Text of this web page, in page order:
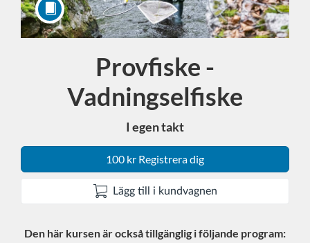
Kurs
Provfiske -
Vadningselfiske
I egen takt
100 kr Registrera dig
Lägg till i kundvagnen
Den här kursen är också tillgänglig i följande program: